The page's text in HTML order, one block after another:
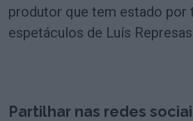
produtor que tem estado por
espetáculos de Luís
Partilhar nas redes